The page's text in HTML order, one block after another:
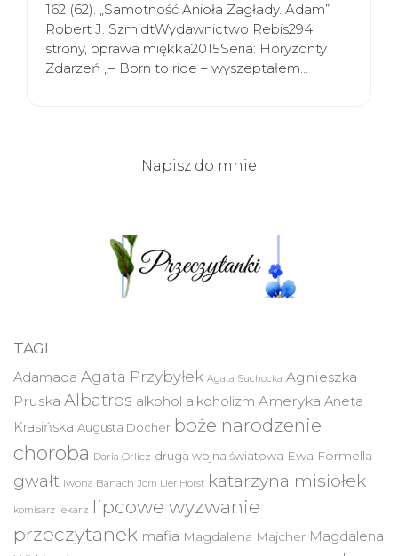
162 (62). „Samotność Anioła Zagłady. Adam”
Robert J. SzmidtWydawnictwo Rebis294
strony, oprawa miękka2015Seria: Horyzonty
Zdarzeń „– Born to ride – wyszeptałem…
Napisz do mnie
TAGI
Adamada Agata Przybyłek Agata Suchocka Agnieszka
Pruska Albatros alkohol alkoholizm Ameryka Aneta
Krasińska Augusta Docher boże narodzenie
choroba Daria Orlicz druga wojna światowa Ewa Formella
gwałt Iwona Banach Jorn Lier Horst katarzyna misiołek
komisarz lekarz lipcowe wyzwanie
przeczytanek mafia Magdalena Majcher Magdalena